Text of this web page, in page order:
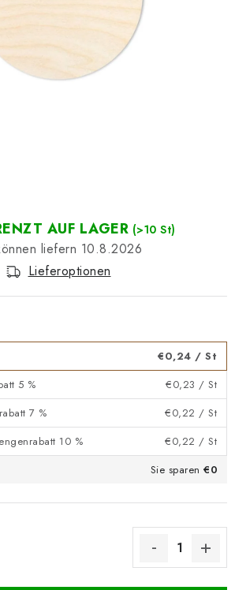
AUF LAGER (>10 St)
10.8.2026
Lieferoptionen
€0,24 / St
5 %
€0,23 / St
7 %
€0,22 / St
10 %
€0,22 / St
Sie sparen €0